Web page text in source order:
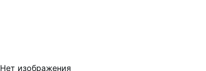
Нет изображения